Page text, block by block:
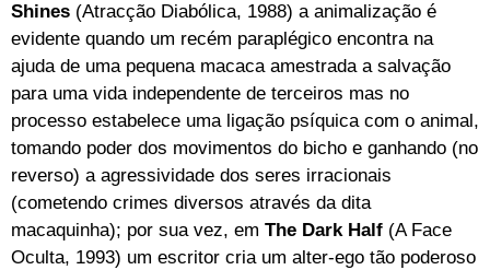
Shines (Atracção Diabólica, 1988) a animalização é
evidente quando um recém paraplégico encontra na
ajuda de uma pequena macaca amestrada a salvação
para uma vida independente de terceiros mas no
processo estabelece uma ligação psíquica com o animal,
tomando poder dos movimentos do bicho e ganhando (no
reverso) a agressividade dos seres irracionais
(cometendo crimes diversos através da dita
macaquinha); por sua vez, em The Dark Half (A Face
Oculta, 1993) um escritor cria um alter-ego tão poderoso